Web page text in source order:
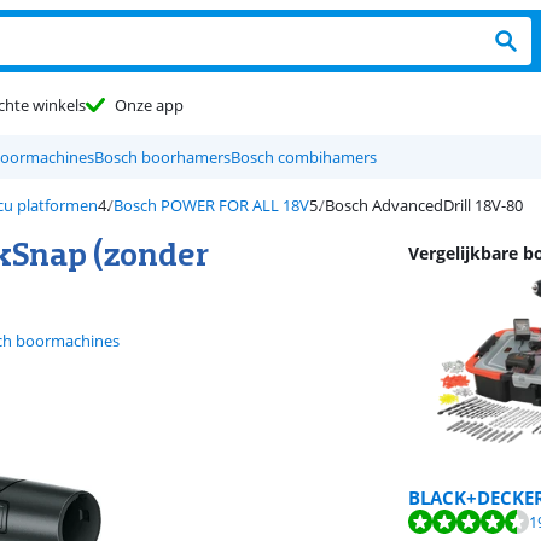
winkels Onze app
Bosch boorhamersBosch combihamers
platformen Bosch POWER FOR ALL 18V Bosch AdvancedDrill 18V-80
(zonder
boormachines
Vergelijkbare
Beoordeling is 8,5
Beoordeling is 9,3